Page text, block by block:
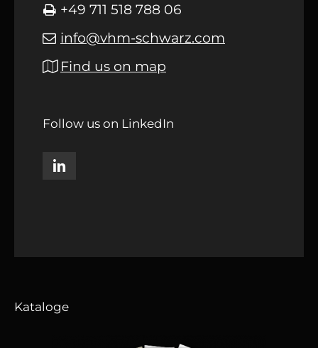
+49 711 518 788 06
info@vhm-schwarz.com
Find us on map
Follow us on LinkedIn
Kataloge